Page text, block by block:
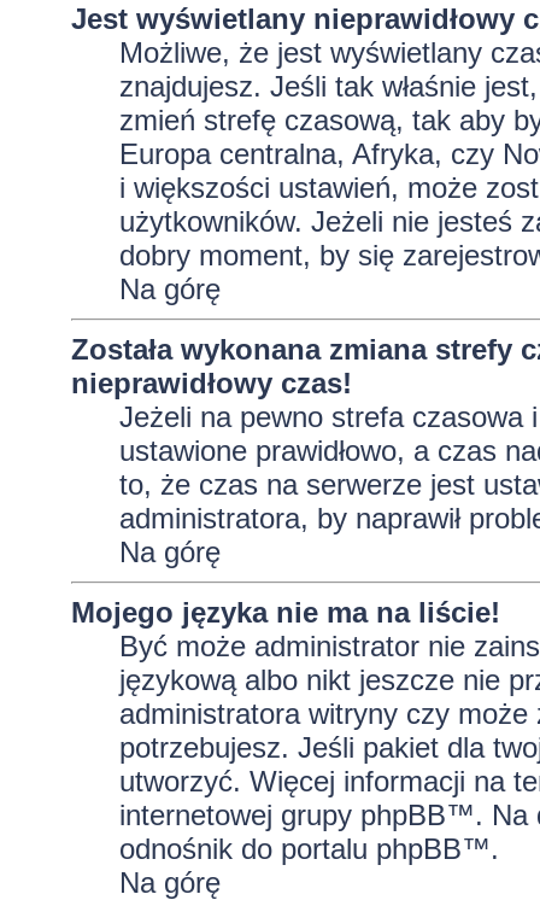
Jest wyświetlany nieprawidłowy
Możliwe, że jest wyświetlany
znajdujesz. Jeśli tak właśnie
zmień strefę czasową, tak aby
Europa centralna, Afryka, czy
i większości ustawień, może
użytkowników. Jeżeli nie jesteś
dobry moment, by się
Na górę
Została wykonana zmiana strefy
nieprawidłowy czas!
Jeżeli na pewno strefa czasowa
ustawione prawidłowo, a czas
to, że czas na serwerze jest
administratora, by naprawił
Na górę
Mojego języka nie ma na liście!
Być może administrator nie
językową albo nikt jeszcze nie
administratora witryny czy
potrzebujesz. Jeśli pakiet dla
utworzyć. Więcej informacji na
internetowej grupy phpBB™. Na
odnośnik do portalu phpBB™.
Na górę